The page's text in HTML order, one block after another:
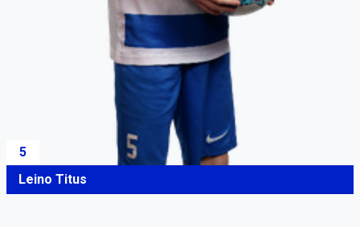
5
Leino Titus